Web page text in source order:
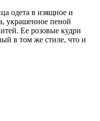
одета в изящное и
украшенное пеной
Ее розовые кудри
в том же стиле, что и